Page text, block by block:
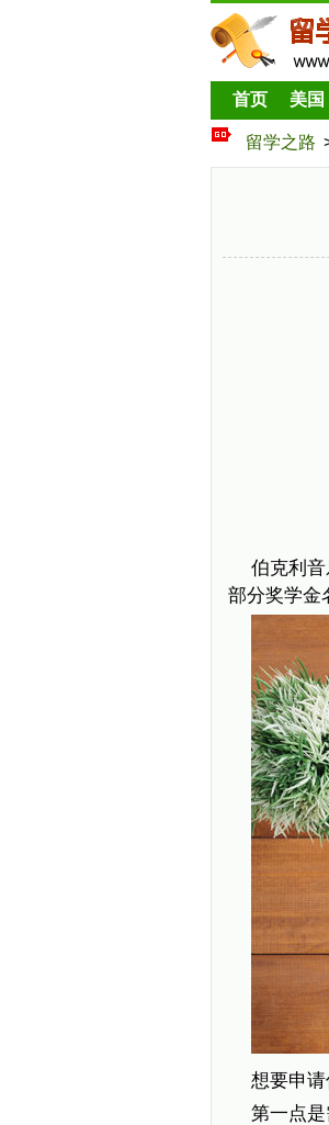
首页 美国
留学之路
伯克利
部分奖学金
想要申
第一点